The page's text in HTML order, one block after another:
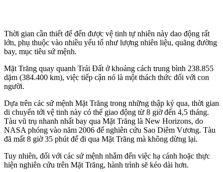
Thời gian cần thiết để đến được vệ tinh tự nhiên này dao động rất
lớn, phụ thuộc vào nhiều yếu tố như lượng nhiên liệu, quãng đường
bay, mục tiêu sứ mệnh.
Mặt Trăng quay quanh Trái Đất ở khoảng cách trung bình 238.855
dặm (384.400 km), việc tiếp cận nó là một thách thức đối với con
người.
Dựa trên các sứ mệnh Mặt Trăng trong những thập kỷ qua, thời gian
di chuyển tới vệ tinh này có thể giao động từ 8 giờ đến 4,5 tháng.
Tàu vũ trụ nhanh nhất bay qua Mặt Trăng là New Horizons, do
NASA phóng vào năm 2006 để nghiên cứu Sao Diêm Vương. Tàu
đã mất 8 giờ 35 phút để đi qua Mặt Trăng mà không dừng lại.
Tuy nhiên, đối với các sứ mệnh nhắm đến việc hạ cánh hoặc thực
hiện nghiên cứu trên Mặt Trăng, hành trình sẽ kéo dài hơn.